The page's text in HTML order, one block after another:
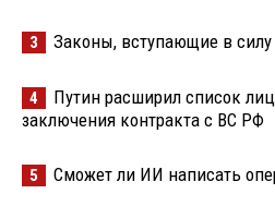
3 Законы, вступающие в силу
4
Путин расширил список
заключения контракта с ВС РФ
5 Сможет ли ИИ написать